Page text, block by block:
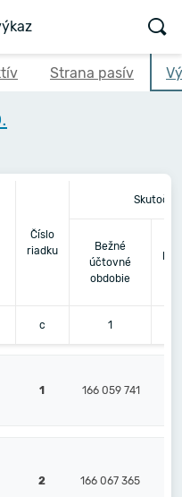
Strana pasív
Číslo
riadku
Bežné
účtovné
obdobie
c 1
1 166 059 741
2 166 067 365